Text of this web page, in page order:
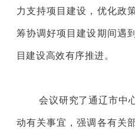
力支持项目建设，优化政
筹协调好项目建设期间遇
目建设高效有序推进。
会议研究了通辽市中
动有关事宜 ，强调各有关